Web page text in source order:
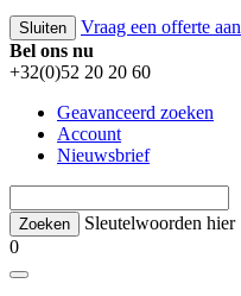
Sluiten Vraag een offerte aan
Bel ons nu
+32(0)52 20 20 60
Geavanceerd zoeken
Account
Nieuwsbrief
Sleutelwoorden hier
0